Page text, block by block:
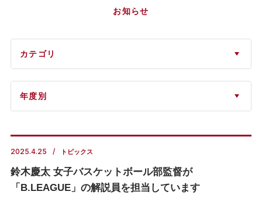
お知らせ
2025.4.25 トピックス
鈴木慶太 女子バスケットボール部監督が
「B.LEAGUE」の解説員を担当しています
カテゴリ
年度別